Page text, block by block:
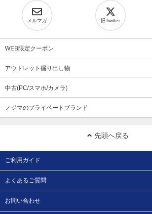
メルマガ 旧Twitter
WEB限定クーポン
アウトレット掘り出し物
中古(PC/スマホ/カメラ)
ノジマのプライベートブランド
先頭へ戻る
ご利用ガイド
よくあるご質問
お問い合わせ